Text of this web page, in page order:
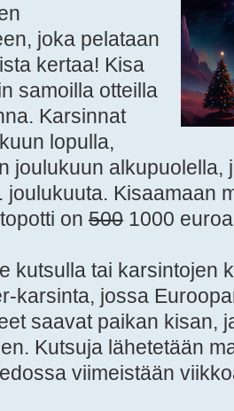
joka pelataan
kertaa! Kisa
samoilla otteilla
Karsinnat
lopulla,
joulukuun alkupuolella,
joulukuuta. Kisaamaan
on 500 1000
kutsulla tai karsintojen
karsinta, jossa
saavat paikan kisan,
Kutsuja lähetetään
viimeistään